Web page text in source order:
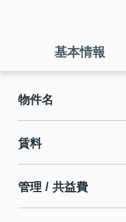
基本情報
物件名
賃料
管理 / 共益費